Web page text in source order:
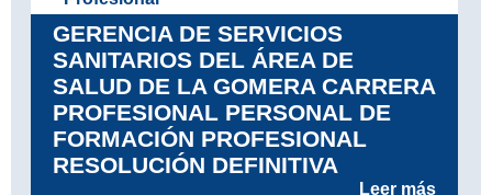
OPE TCAE (CONVOCATORIA
2026/15)